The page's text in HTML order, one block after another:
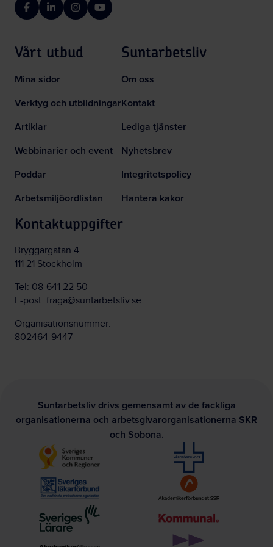
FacebookLinkedInInstagramYouTube
Vårt utbud
Mina sidor
Verktyg och utbildningar
Artiklar
Webbinarier och event
Poddar
Arbetsmiljöordlistan
Suntarbetsliv
Om oss
Kontakt
Lediga tjänster
Nyhetsbrev
Integritetspolicy
Hantera kakor
Kontaktuppgifter
Bryggargatan 4
111 21 Stockholm
Tel: 08-641 22 50
E-post: fraga@suntarbetsliv.se
Organisationsnummer:
802464-9447
Suntarbetsliv drivs gemensamt av de fackliga
organisationerna och arbetsgivarorganisationerna SKR
och Sobona.